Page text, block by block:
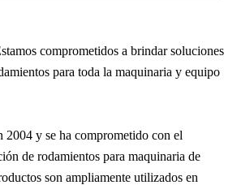
comprometidos a brindar soluciones
para toda la maquinaria y equipo
2004 y se ha comprometido con el
de rodamientos para maquinaria de
son ampliamente utilizados en